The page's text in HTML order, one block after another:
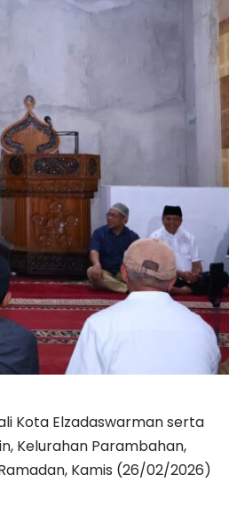
Kota Elzadaswarman serta
Kelurahan Parambahan,
Kamis (26/02/2026)